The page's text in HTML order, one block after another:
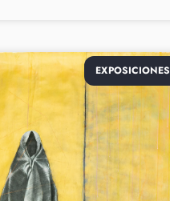
EXPOSICIONES